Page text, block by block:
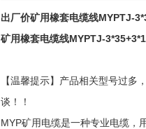
出厂价矿用橡套电缆线MYPTJ-
矿用橡套电缆线MYPTJ-
【温馨提示】产品相关型号过
谈！！
MYP矿用电缆是一种专业电缆，